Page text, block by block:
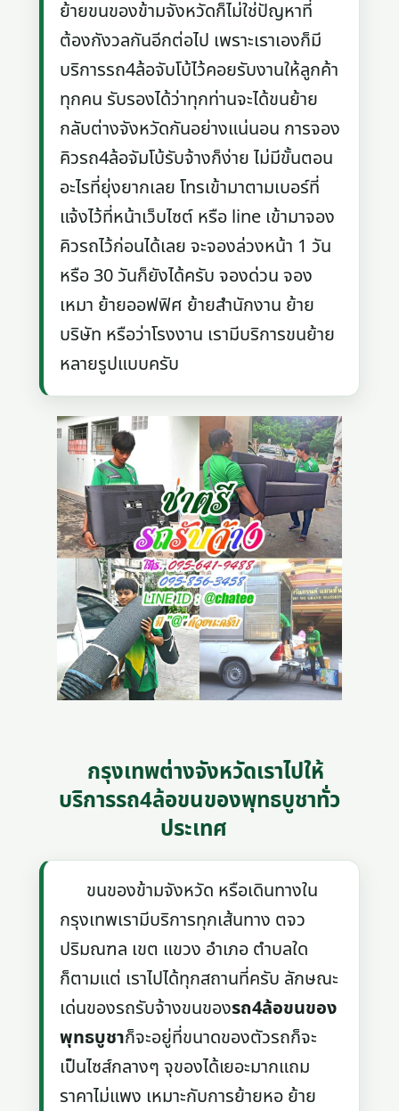
ย้ายขนของข้ามจังหวัดก็ไม่ใช่ปัญหาที่
ต้องกังวลกันอีกต่อไป เพราะเราเองก็มี
บริการรถ4ล้อจับโบ้ไว้คอยรับงานให้ลูกค้า
ทุกคน รับรองได้ว่าทุกท่านจะได้ขนย้าย
กลับต่างจังหวัดกันอย่างแน่นอน การจอง
คิวรถ4ล้อจัมโบ้รับจ้างก็ง่าย ไม่มีขั้นตอน
อะไรที่ยุ่งยากเลย โทรเข้ามาตามเบอร์ที่
แจ้งไว้ที่หน้าเว็บไซต์ หรือ line เข้ามาจอง
คิวรถไว้ก่อนได้เลย จะจองล่วงหน้า 1 วัน
หรือ 30 วันก็ยังได้ครับ จองด่วน จอง
เหมา ย้ายออฟฟิศ ย้ายสำนักงาน ย้าย
บริษัท หรือว่าโรงงาน เรามีบริการขนย้าย
หลายรูปแบบครับ
กรุงเทพต่างจังหวัดเราไปให้
บริการรถ4ล้อขนของพุทธบูชาทั่ว
ประเทศ
ขนของข้ามจังหวัด หรือเดินทางใน
กรุงเทพเรามีบริการทุกเส้นทาง ตจว
ปริมณฑล เขต แขวง อำเภอ ตำบลใด
ก็ตามแต่ เราไปได้ทุกสถานที่ครับ ลักษณะ
เด่นของรถรับจ้างขนของรถ4ล้อขนของ
พุทธบูชาก็จะอยู่ที่ขนาดของตัวรถก็จะ
เป็นไซส์กลางๆ จุของได้เยอะมากแถม
ราคาไม่แพง เหมาะกับการย้ายหอ ย้าย